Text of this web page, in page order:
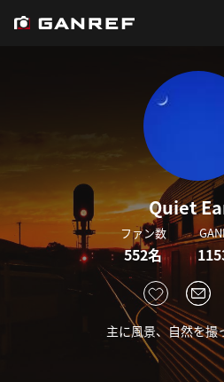
Quiet
ファン数
552名
主に風景、自然を撮